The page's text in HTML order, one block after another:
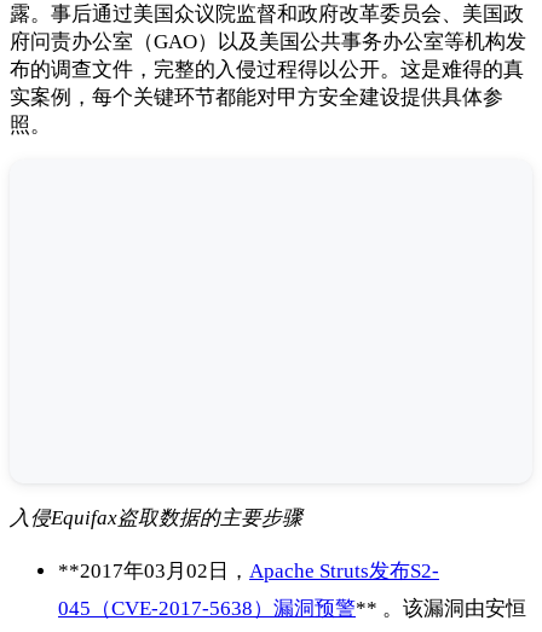
露。事后通过美国众议院监督和政府改革委员会、美国政
府问责办公室（GAO）以及美国公共事务办公室等机构发
布的调查文件，完整的入侵过程得以公开。这是难得的真
实案例，每个关键环节都能对甲方安全建设提供具体参
照。
入侵Equifax盗取数据的主要步骤
**2017年03月02日， Apache Struts发布S2-
045（CVE-2017-5638）漏洞预警** 。该漏洞由安恒